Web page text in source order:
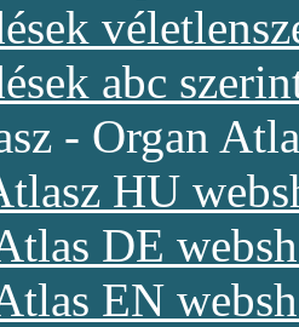
abc
- Organ
HU
DE
EN